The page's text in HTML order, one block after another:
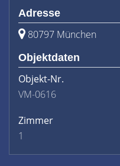
Adresse
80797 München
Objektdaten
Objekt-Nr.
VM-0616
Zimmer
1